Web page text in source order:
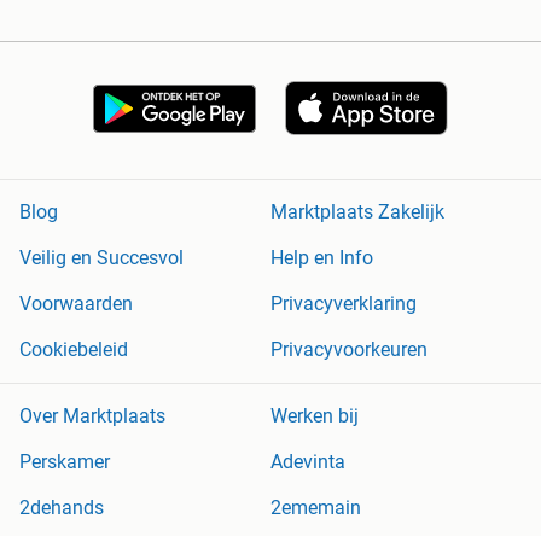
Blog
Marktplaats Zakelijk
Veilig en Succesvol
Help en Info
Voorwaarden
Privacyverklaring
Cookiebeleid
Privacyvoorkeuren
Over Marktplaats
Werken bij
Perskamer
Adevinta
2dehands
2ememain